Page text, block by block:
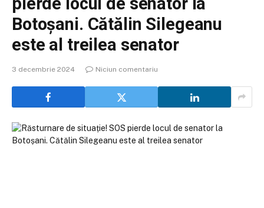
Botoșani. Cătălin Silegeanu
este al treilea senator
3 decembrie 2024 Niciun comentariu